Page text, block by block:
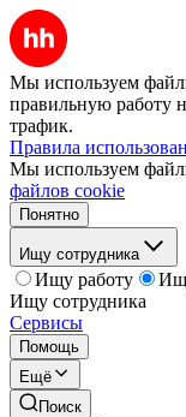
Мы используем
правильную работу
трафик.
Правила
Мы используем
файлов cookie
Понятно
Ищу сотрудника
Ищу работу
Ищу сотрудника
Сервисы
Помощь
Ещё
Поиск